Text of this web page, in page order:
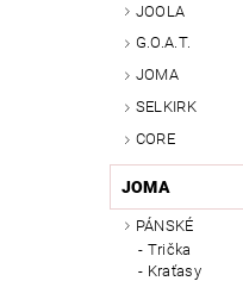
JOOLA
G.O.A.T.
JOMA
SELKIRK
CORE
JOMA
PÁNSKÉ
Trička
Kraťasy